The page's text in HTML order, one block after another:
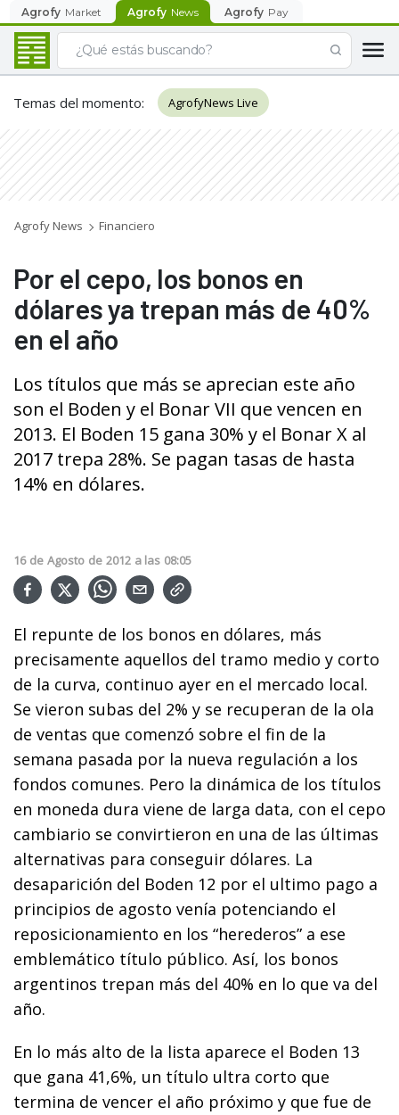
Agrofy Market Agrofy News Agrofy Pay
Temas del momento: AgrofyNews Live
Agrofy News Financiero
Por el cepo, los bonos en
dólares ya trepan más de 40%
en el año
Los títulos que más se aprecian este año
son el Boden y el Bonar VII que vencen en
2013. El Boden 15 gana 30% y el Bonar X al
2017 trepa 28%. Se pagan tasas de hasta
14% en dólares.
16 de Agosto de 2012 a las 08:05
El repunte de los bonos en dólares, más
precisamente aquellos del tramo medio y corto
de la curva, continuo ayer en el mercado local.
Se vieron subas del 2% y se recuperan de la ola
de ventas que comenzó sobre el fin de la
semana pasada por la nueva regulación a los
fondos comunes. Pero la dinámica de los títulos
en moneda dura viene de larga data, con el cepo
cambiario se convirtieron en una de las últimas
alternativas para conseguir dólares. La
desaparición del Boden 12 por el ultimo pago a
principios de agosto venía potenciando el
reposicionamiento en los “herederos” a ese
emblemático título público. Así, los bonos
argentinos trepan más del 40% en lo que va del
año.
En lo más alto de la lista aparece el Boden 13
que gana 41,6%, un título ultra corto que
termina de vencer el año próximo y que fue de